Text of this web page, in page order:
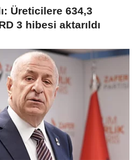
Üreticilere 634,3
3 hibesi aktarıldı